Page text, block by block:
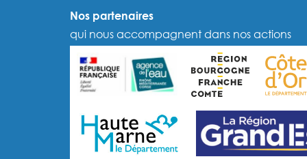
Nos partenaires
qui nous accompagnent dans nos actions